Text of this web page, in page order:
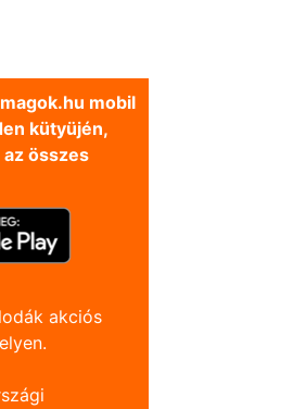
mobil
kütyüjén,
összes
akciós